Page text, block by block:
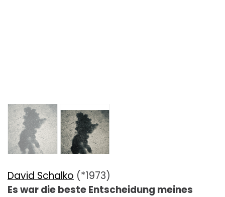
David Schalko (*1973)
Es war die beste Entscheidung meines